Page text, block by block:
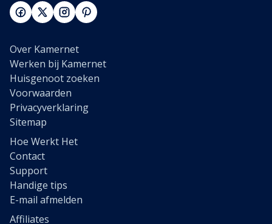
Over Kamernet
Werken bij Kamernet
Huisgenoot zoeken
Voorwaarden
Privacyverklaring
Sitemap
Hoe Werkt Het
Contact
Support
Handige tips
E-mail afmelden
Affiliates